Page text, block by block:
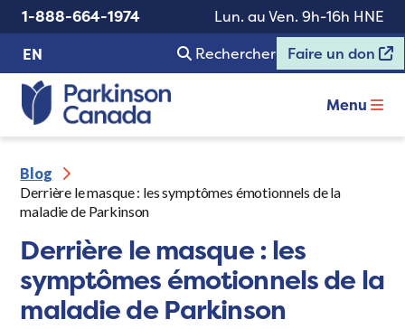
1-888-664-1974
Lun. au Ven. 9h-16h HNE
EN
Rechercher Faire un don
Menu
Blog
Derrière le masque : les symptômes émotionnels de la
maladie de Parkinson
Derrière le masque : les
symptômes émotionnels de la
maladie de Parkinson